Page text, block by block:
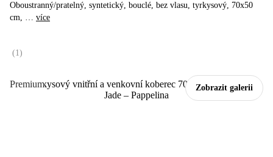
Zobrazit galerii
Premium
Oboustranný/pratelný, syntetický, bouclé, bez vlasu, tyrkysový, 70x50
cm, … více
(1 )